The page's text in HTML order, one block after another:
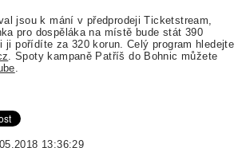
jsou k mání v předprodeji Ticketstream,
pro dospěláka na místě bude stát 390
ji pořídíte za 320 korun. Celý program hledejte
. Spoty kampaně Patříš do Bohnic můžete
13:36:29